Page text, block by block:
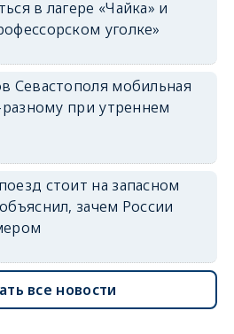
в лагере «Чайка» и
уголке»
Севастополя мобильная
при утреннем
стоит на запасном
зачем России
все новости